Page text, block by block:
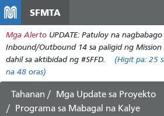
SFMTA
Mga Alerto UPDATE: Patuloy na
Inbound/Outbound 14 sa paligid ng
dahil sa aktibidad ng #SFFD.
(Higit pa: 25
na 48 oras)
Tahanan
Mga Update sa Proyekto
Programa sa Mabagal na Kalye